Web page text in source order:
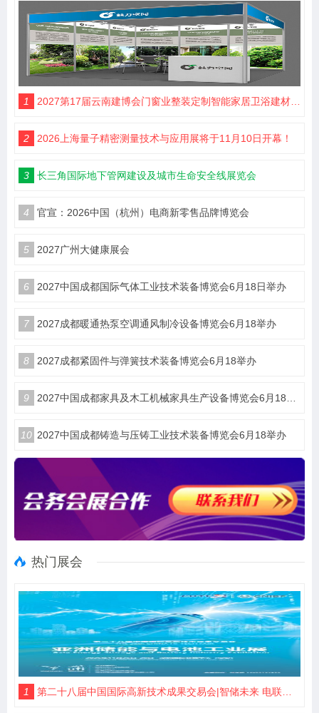
1 2027第17届云南建博会门窗业整装定制智能家居卫浴建材展会
2 2026上海量子精密测量技术与应用展将于11月10日开幕！
3 长三角国际地下管网建设及城市生命安全线展览会
4 官宣：2026中国（杭州）电商新零售品牌博览会
5 2027广州大健康展会
6 2027中国成都国际气体工业技术装备博览会6月18日举办
7 2027成都暖通热泵空调通风制冷设备博览会6月18举办
8 2027成都紧固件与弹簧技术装备博览会6月18举办
9 2027中国成都家具及木工机械家具生产设备博览会6月18举办
10 2027中国成都铸造与压铸工业技术装备博览会6月18举办
热门展会
1 第二十八届中国国际高新技术成果交易会|智储未来 电联高交